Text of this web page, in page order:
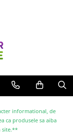
informational, de
ca produsele sa aiba
site.**